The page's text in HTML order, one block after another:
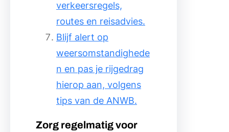
verkeersregels,
routes en reisadvies.
Blijf alert op
weersomstandighede
n en pas je rijgedrag
hierop aan, volgens
tips van de ANWB.
Zorg regelmatig voor